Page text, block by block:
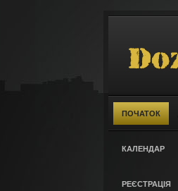
ПОЧАТОК
КАЛЕНДАР
РЕЄСТРАЦІЯ